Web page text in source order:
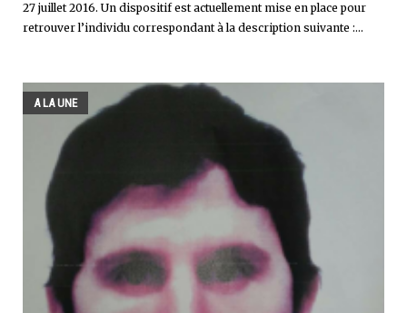
27 juillet 2016. Un dispositif est actuellement mise en place pour
retrouver l’individu correspondant à la description suivante :...
A LA UNE